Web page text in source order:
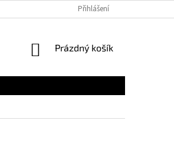
Přihlášení
NÁKUPNÍ
Prázdný košík